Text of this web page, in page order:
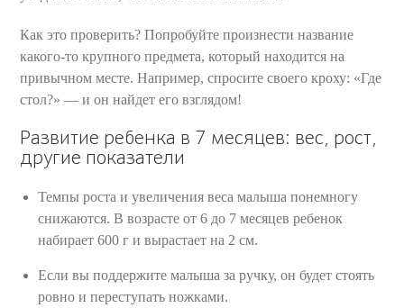
Как это проверить? Попробуйте произнести название
какого-то крупного предмета, который находится на
привычном месте. Например, спросите своего кроху: «Где
стол?» — и он найдет его взглядом!
Развитие ребенка в 7 месяцев: вес, рост,
другие показатели
Темпы роста и увеличения веса малыша понемногу
снижаются. В возрасте от 6 до 7 месяцев ребенок
набирает 600 г и вырастает на 2 см.
Если вы поддержите малыша за ручку, он будет стоять
ровно и переступать ножками.